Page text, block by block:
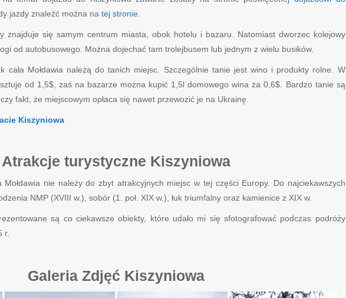
jazdy znaleźć można na tej stronie
znajduje się samym centrum miasta, obok hotelu i bazaru. Natomiast dworzec kolejowy
od autobusowego. Można dojechać tam trolejbusem lub jednym z wielu busików.
cała Mołdawia należą do tanich miejsc. Szczególnie tanie jest wino i produkty rolne. W
od 1,5$, zaś na bazarze można kupić 1,5l domowego wina za 0,6$. Bardzo tanie są
fakt, że miejscowym opłaca się nawet przewozić je na Ukrainę.
Kiszyniowa
Atrakcje turystyczne Kiszyniowa
Mołdawia nie należy do zbyt atrakcyjnych miejsc w tej części Europy. Do najciekawszych
NMP (XVIII w.), sobór (1. poł. XIX w.), łuk triumfalny oraz kamienice z XIX w.
są co ciekawsze obiekty, które udało mi się sfotografować podczas podróży
r.
Galeria Zdjęć Kiszyniowa